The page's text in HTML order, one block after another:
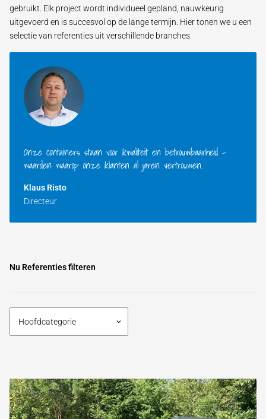
gebruikt. Elk project wordt individueel gepland, nauwkeurig
uitgevoerd en is succesvol op de lange termijn. Hier tonen we u een
selectie van referenties uit verschillende branches.
Onze containers staan voor kwaliteit en betrouwbaarheid –
waarden waarop onze klanten al jaren vertrouwen.
Klaus Risto
Directeur
Nu Referenties filteren
Hoofdcategorie keyboard_arrow_down